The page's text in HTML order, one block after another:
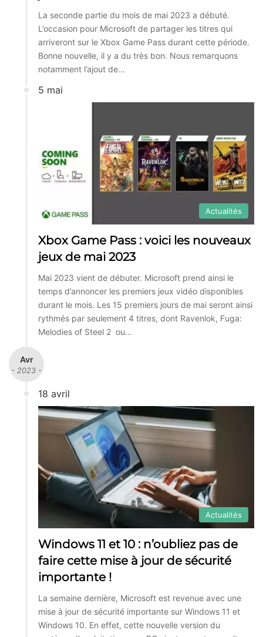
La seconde partie du mois de mai 2023 a débuté.
L’occasion pour Microsoft de partager les titres qui
arriveront sur le Xbox Game Pass durant cette période.
Bonne nouvelle, il y a du très bon. Nous remarquons
notamment l’ajout de…
5 mai
Actualités
Xbox Game Pass : voici les nouveaux
jeux de mai 2023
Mai 2023 vient de débuter. Microsoft prend ainsi le
temps d’annoncer les premiers jeux vidéo disponibles
durant le mois. Les 15 premiers jours de mai seront ainsi
rythmés par seulement 4 titres, dont Ravenlok, Fuga:
Melodies of Steel 2 ou…
Avr
- 2023 -
18 avril
Actualités
Windows 11 et 10 : n’oubliez pas de
faire cette mise à jour de sécurité
importante !
La semaine dernière, Microsoft est revenue avec une
mise à jour de sécurité importante sur Windows 11 et
Windows 10. En effet, cette nouvelle version du